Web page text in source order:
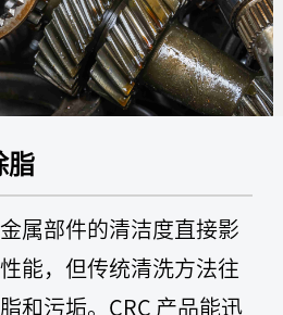
脂
属部件的清洁度直接影
能，但传统清洗方法往
和污垢。CRC 产品能迅